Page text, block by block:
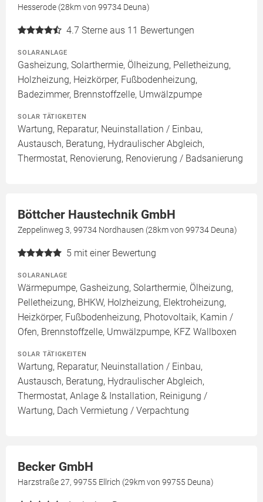
Hesserode (28km von 99734 Deuna)
4.7 Sterne aus 11 Bewertungen
SOLARANLAGE
Gasheizung, Solarthermie, Ölheizung, Pelletheizung,
Holzheizung, Heizkörper, Fußbodenheizung,
Badezimmer, Brennstoffzelle, Umwälzpumpe
SOLAR TÄTIGKEITEN
Wartung, Reparatur, Neuinstallation / Einbau,
Austausch, Beratung, Hydraulischer Abgleich,
Thermostat, Renovierung, Renovierung / Badsanierung
Böttcher Haustechnik GmbH
Zeppelinweg 3, 99734 Nordhausen (28km von 99734 Deuna)
5 mit einer Bewertung
SOLARANLAGE
Wärmepumpe, Gasheizung, Solarthermie, Ölheizung,
Pelletheizung, BHKW, Holzheizung, Elektroheizung,
Heizkörper, Fußbodenheizung, Photovoltaik, Kamin /
Ofen, Brennstoffzelle, Umwälzpumpe, KFZ Wallboxen
SOLAR TÄTIGKEITEN
Wartung, Reparatur, Neuinstallation / Einbau,
Austausch, Beratung, Hydraulischer Abgleich,
Thermostat, Anlage & Installation, Reinigung /
Wartung, Dach Vermietung / Verpachtung
Becker GmbH
Harzstraße 27, 99755 Ellrich (29km von 99755 Deuna)